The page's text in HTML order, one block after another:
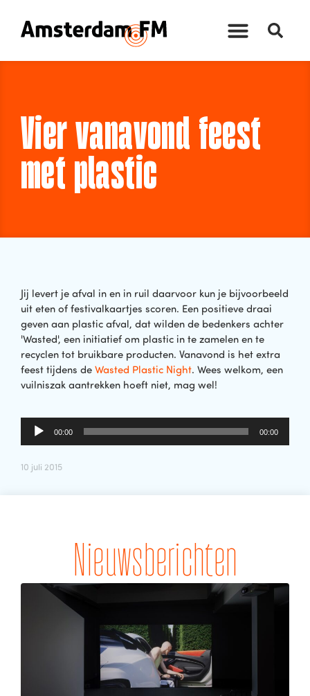
Vier vanavond feest
met plastic
Jij levert je afval in en in ruil daarvoor kun je bijvoorbeeld
uit eten of festivalkaartjes scoren. Een positieve draai
geven aan plastic afval, dat wilden de bedenkers achter
'Wasted', een initiatief om plastic in te zamelen en te
recyclen tot bruikbare producten. Vanavond is het extra
feest tijdens de Wasted Plastic Night. Wees welkom, een
vuilniszak aantrekken hoeft niet, mag wel!
Audiospeler
00:00 00:00
10 juli 2015
Nieuwsberichten